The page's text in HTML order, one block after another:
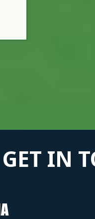
GET IN